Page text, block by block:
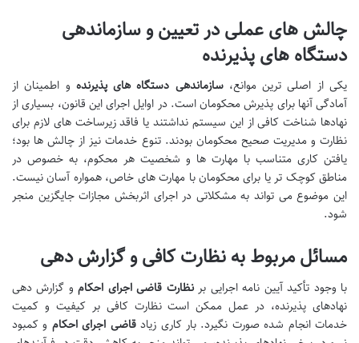
چالش های عملی در تعیین و سازماندهی
دستگاه های پذیرنده
یکی از اصلی ترین موانع،سازماندهی دستگاه های پذیرنده و اطمینان از
آمادگی آنها برای پذیرش محکومان است. در اوایل اجرای این قانون، بسیاری از
نهادها شناخت کافی از این سیستم نداشتند یا فاقد زیرساخت های لازم برای
نظارت و مدیریت صحیح محکومان بودند. تنوع خدمات نیز از چالش ها بود؛
یافتن کاری متناسب با مهارت ها و شخصیت هر محکوم، به خصوص در
مناطق کوچک تر یا برای محکومان با مهارت های خاص، همواره آسان نیست.
این موضوع می تواند به مشکلاتی در اجرای اثربخش مجازات جایگزین منجر
شود.
مسائل مربوط به نظارت کافی و گزارش دهی
با وجود تأکید آیین نامه اجرایی برنظارت قاضی اجرای احکامو گزارش دهی
نهادهای پذیرنده، در عمل ممکن است نظارت کافی بر کیفیت و کمیت
خدمات انجام شده صورت نگیرد. بار کاری زیادقاضی اجرای احکام و کمبود